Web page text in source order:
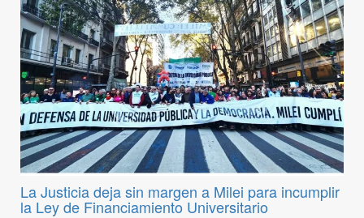
La Justicia deja sin margen a Milei para incumplir
la Ley de Financiamiento Universitario